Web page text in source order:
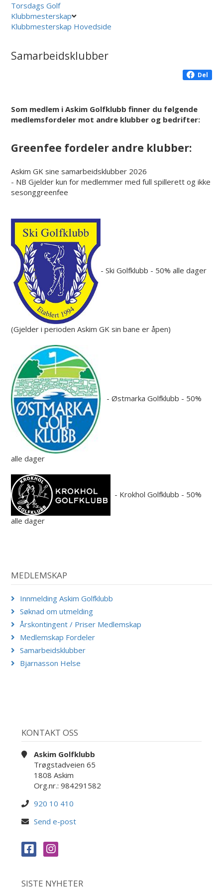
Torsdags Golf
Klubbmesterskap
Klubbmesterskap Hovedside
Samarbeidsklubber
Del
Som medlem i Askim Golfklubb finner du følgende
medlemsfordeler mot andre klubber og bedrifter:
Greenfee fordeler andre klubber:
Askim GK sine samarbeidsklubber 2026
- NB Gjelder kun for medlemmer med full spillerett og ikke
sesonggreenfee
- Ski Golfklubb - 50% alle dager
(Gjelder i perioden Askim GK sin bane er åpen)
- Østmarka Golfklubb - 50%
alle dager
- Krokhol Golfklubb - 50%
alle dager
MEDLEMSKAP
Innmelding Askim Golfklubb
Søknad om utmelding
Årskontingent / Priser Medlemskap
Medlemskap Fordeler
Samarbeidsklubber
Bjarnasson Helse
KONTAKT OSS
Askim Golfklubb
Trøgstadveien 65
1808 Askim
Org.nr.: 984291582
920 10 410
Send e-post
SISTE NYHETER